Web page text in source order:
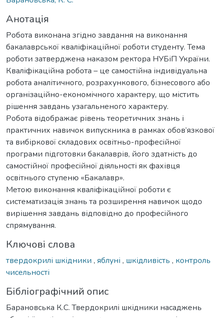
Анотація
Робота виконана згідно завдання на виконання
бакалаврської кваліфікаційної роботи студенту. Тема
роботи затверджена наказом ректора НУБіП України.
Кваліфікаційна робота – це самостійна індивідуальна
робота аналітичного, розрахункового, бізнесового або
організаційно-економічного характеру, що містить
рішення завдань узагальненого характеру.
Робота відображає рівень теоретичних знань і
практичних навичок випускника в рамках обов’язкової
та вибіркової складових освітньо-професійної
програми підготовки бакалаврів, його здатність до
самостійної професійної діяльності як фахівця
освітнього ступеню «Бакалавр».
Метою виконання кваліфікаційної роботи є
систематизація знань та розширення навичок щодо
вирішення завдань відповідно до професійного
спрямування.
Ключові слова
твердокрилі шкідники , яблуні , шкідливість , контроль
чисельності
Бібліографічний опис
Барановська К.С. Твердокрилі шкідники насаджень